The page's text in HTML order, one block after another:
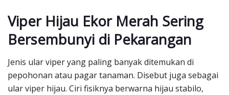
Viper Hijau Ekor Merah Sering
Bersembunyi di Pekarangan
Jenis ular viper yang paling banyak ditemukan di
pepohonan atau pagar tanaman. Disebut juga sebagai
ular viper hijau. Ciri fisiknya berwarna hijau stabilo,